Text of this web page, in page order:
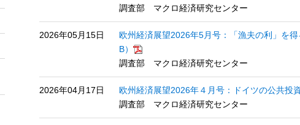
調査部 マクロ経済研究センター
2026年05月15日
欧州経済展望2026年5月号：「漁夫の利」を
B）
調査部 マクロ経済研究センター
2026年04月17日
欧州経済展望2026年４月号：ドイツの公共投
調査部 マクロ経済研究センター